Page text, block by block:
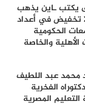
ـاين يذهب
تخفيض في أعداد
الحكومية
محمد عبد اللطيف
الفخرية
المصرية